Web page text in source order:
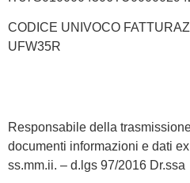
CODICE UNIVOCO
UFW35R
Responsabile della
documenti informazioni e dati
ss.mm.ii. – d.lgs 97/2016